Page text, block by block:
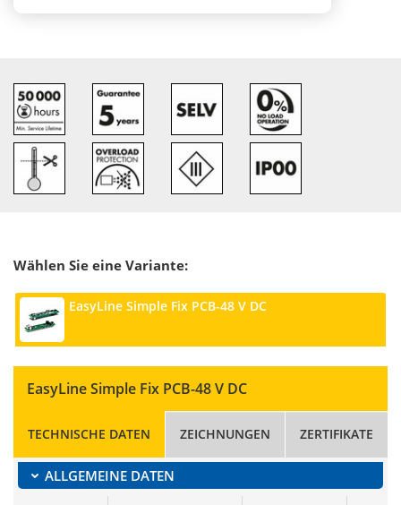
Wählen Sie eine Variante:
EasyLine Simple Fix PCB-48 V DC
EasyLine Simple Fix PCB-48 V DC
TECHNISCHE DATEN ZEICHNUNGEN ZERTIFIKATE
ALLGEMEINE DATEN